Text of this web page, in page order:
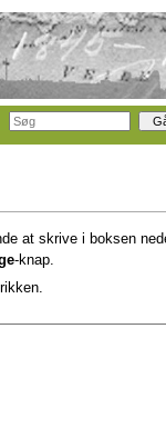
at skrive i boksen
-knap.